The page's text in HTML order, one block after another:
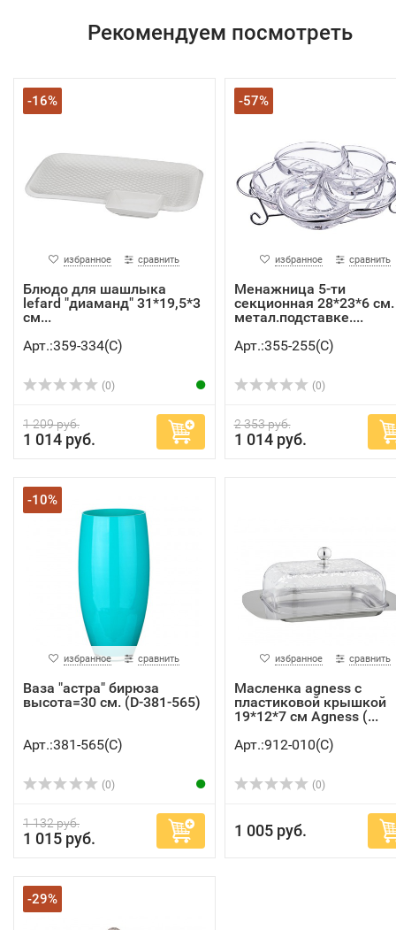
Рекомендуем посмотреть
-16%
избранное сравнить
Блюдо для шашлыка
lefard "диаманд" 31*19,5*3
см...
Арт.:359-334(C)
(0)
1 209 руб.
1 014 руб.
-57%
избранное сравнить
Менажница 5-ти
секционная 28*23*6
метал.подставке....
Арт.:355-255(C)
(0)
2 353 руб.
1 014 руб.
-10%
избранное сравнить
Ваза "астра" бирюза
высота=30 см. (D-381-565)
Арт.:381-565(C)
(0)
1 132 руб.
1 015 руб.
избранное сравнить
Масленка agness с
пластиковой крышкой
19*12*7 см Agness (...
Арт.:912-010(C)
(0)
1 005 руб.
-29%